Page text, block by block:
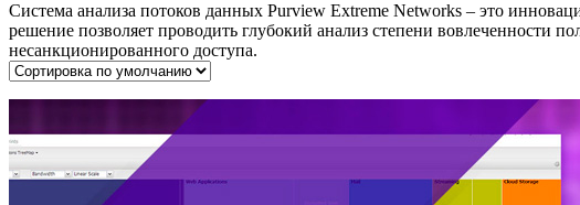
Система анализа потоков данных Purview Extreme Networks – это
решение позволяет проводить глубокий анализ степени вовлеченности
несанкционированного доступа.